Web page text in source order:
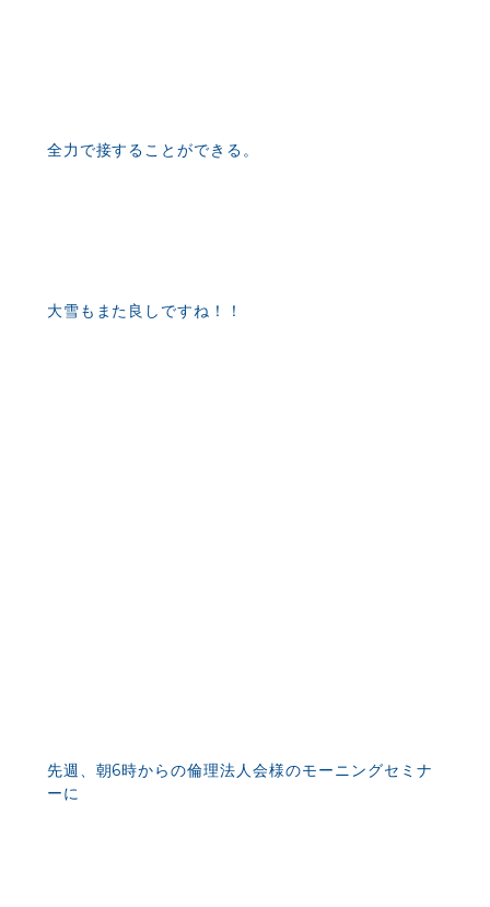
全力で接することができる。
大雪もまた良しですね！！
先週、朝6時からの倫理法人会様のモーニングセミナ
ーに